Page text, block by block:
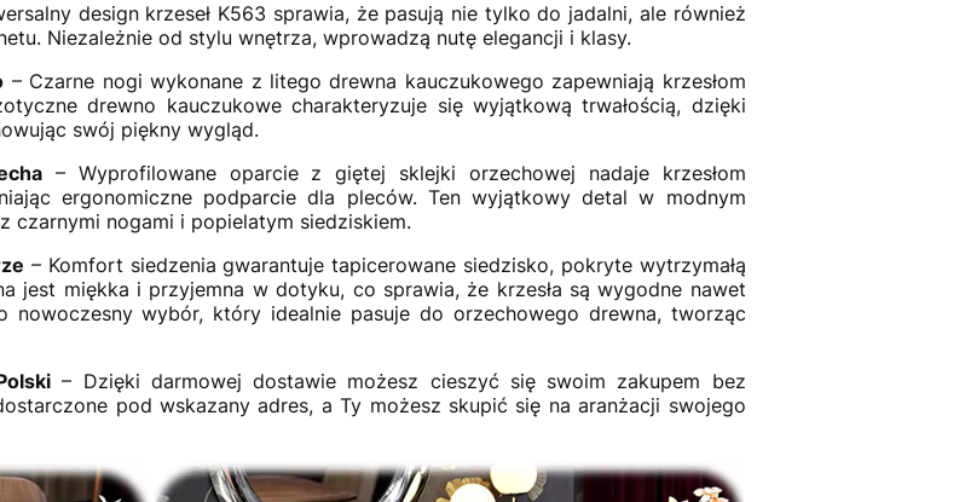
design krzeseł K563 sprawia, że pasują nie tylko do jadalni, ale również
Niezależnie od stylu wnętrza, wprowadzą nutę elegancji i klasy.
– Czarne nogi wykonane z litego drewna kauczukowego zapewniają krzesłom
drewno kauczukowe charakteryzuje się wyjątkową trwałością, dzięki
swój piękny wygląd.
– Wyprofilowane oparcie z giętej sklejki orzechowej nadaje krzesłom
ergonomiczne podparcie dla pleców. Ten wyjątkowy detal w modnym
nogami i popielatym siedziskiem.
– Komfort siedzenia gwarantuje tapicerowane siedzisko, pokryte wytrzymałą
jest miękka i przyjemna w dotyku, co sprawia, że krzesła są wygodne nawet
nowoczesny wybór, który idealnie pasuje do orzechowego drewna, tworząc
– Dzięki darmowej dostawie możesz cieszyć się swoim zakupem bez
pod wskazany adres, a Ty możesz skupić się na aranżacji swojego